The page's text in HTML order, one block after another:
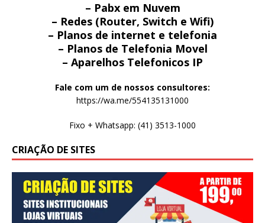
– Pabx em Nuvem
– Redes (Router, Switch e Wifi)
– Planos de internet e telefonia
– Planos de Telefonia Movel
– Aparelhos Telefonicos IP
Fale com um de nossos consultores:
https://wa.me/554135131000
Fixo + Whatsapp: (41) 3513-1000
CRIAÇÃO DE SITES